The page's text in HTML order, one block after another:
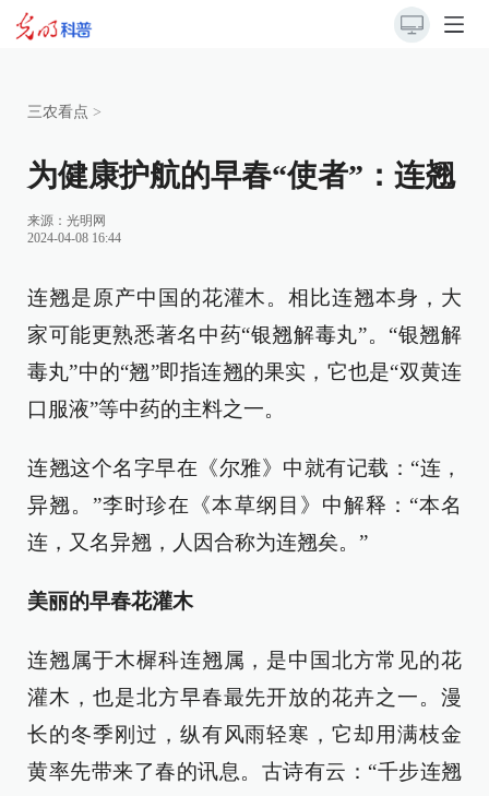
三农看点 >
为健康护航的早春“使者”：连翘
来源： 光明网
2024-04-08 16:44
连翘是原产中国的花灌木。相比连翘本身，大
家可能更熟悉著名中药“银翘解毒丸”。“银翘解
毒丸”中的“翘”即指连翘的果实，它也是“双黄连
口服液”等中药的主料之一。
连翘这个名字早在《尔雅》中就有记载：“连，
异翘。”李时珍在《本草纲目》中解释：“本名
连，又名异翘，人因合称为连翘矣。”
美丽的早春花灌木
连翘属于木樨科连翘属，是中国北方常见的花
灌木，也是北方早春最先开放的花卉之一。漫
长的冬季刚过，纵有风雨轻寒，它却用满枝金
黄率先带来了春的讯息。古诗有云：“千步连翘